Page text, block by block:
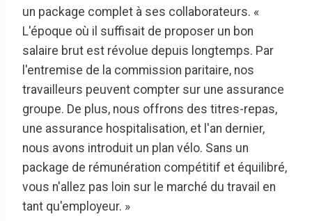
un package complet à ses collaborateurs. «
L'époque où il suffisait de proposer un bon
salaire brut est révolue depuis longtemps. Par
l'entremise de la commission paritaire, nos
travailleurs peuvent compter sur une assurance
groupe. De plus, nous offrons des titres-repas,
une assurance hospitalisation, et l'an dernier,
nous avons introduit un plan vélo. Sans un
package de rémunération compétitif et équilibré,
vous n'allez pas loin sur le marché du travail en
tant qu'employeur. »